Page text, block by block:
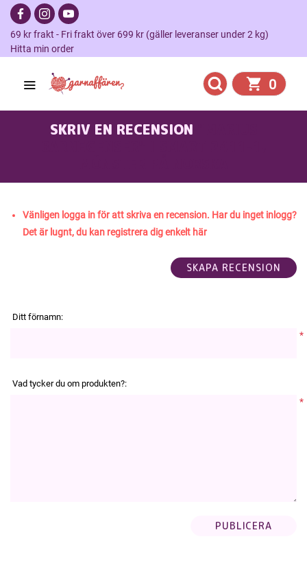
69 kr frakt - Fri frakt över 699 kr (gäller leveranser under 2 kg)
Hitta min order
0
SKRIV EN RECENSION
Vänligen logga in för att skriva en recension. Har du inget inlogg?
Det är lugnt, du kan registrera dig enkelt här
Ditt förnamn:
*
Vad tycker du om produkten?:
*